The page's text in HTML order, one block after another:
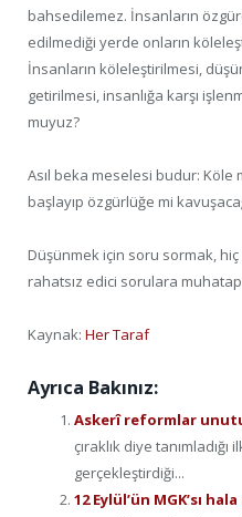
bahsedilemez. İnsanların
edilmediği yerde onların
İnsanların köleleştirilmesi,
getirilmesi, insanlığa karşı
muyuz?
Asıl beka meselesi budur: Köle
başlayıp özgürlüğe mi
Düşünmek için soru sormak, hiç
rahatsız edici sorulara
Kaynak: Her Taraf
Ayrıca Bakınız:
Askerî reformlar
çıraklık diye
gerçekleştirdiği...
12 Eylül’ün MGK’sı